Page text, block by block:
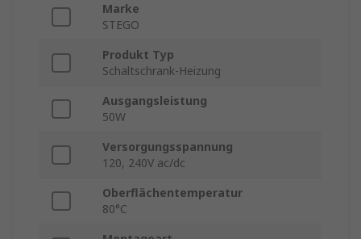
Marke
STEGO
Produkt Typ
Schaltschrank-Heizung
Ausgangsleistung
50W
Versorgungsspannung
120, 240V ac/dc
Oberflächentemperatur
80°C